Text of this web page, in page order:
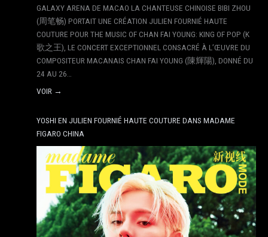
GALAXY ARENA DE MACAO LA CHANTEUSE CHINOISE BIBI ZHOU
(周笔畅) PORTAIT UNE CRÉATION JULIEN FOURNIÉ HAUTE
COUTURE POUR THE MUSIC OF CHAN FAI YOUNG: KING OF POP (K
歌之王), LE CONCERT EXCEPTIONNEL CONSACRÉ À L’ŒUVRE DU
COMPOSITEUR MACANAIS CHAN FAI YOUNG (陳輝陽), DONNÉ DU
24 AU 26…
VOIR →
YOSHI EN JULIEN FOURNIÉ HAUTE COUTURE DANS MADAME
FIGARO CHINA